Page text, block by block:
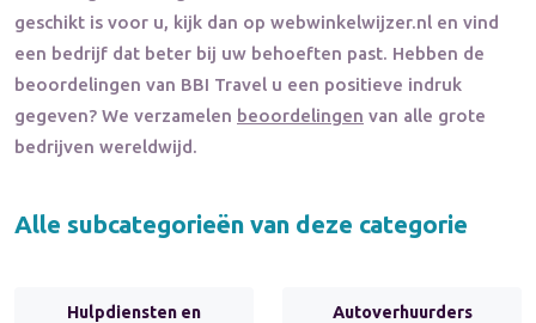
geschikt is voor u, kijk dan op webwinkelwijzer.nl en vind
een bedrijf dat beter bij uw behoeften past. Hebben de
beoordelingen van BBI Travel u een positieve indruk
gegeven? We verzamelen beoordelingen van alle grote
bedrijven wereldwijd.
Alle subcategorieën van deze categorie
Hulpdiensten en
Autoverhuurders